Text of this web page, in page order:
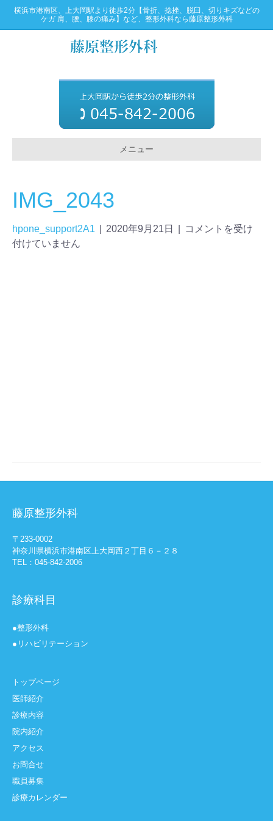
横浜市港南区、上大岡駅より徒歩2分【骨折、捻挫、脱臼、切りキズなどの
ケガ 肩、腰、膝の痛み】など、整形外科なら藤原整形外科
メニュー
IMG_2043
hpone_support2A1 2020年9月21日
コメントを受け
付けていません
藤原整形外科
〒233-0002
神奈川県横浜市港南区上大岡西２丁目６－２８
TEL：045-842-2006
診療科目
●整形外科
●リハビリテーション
トップページ
医師紹介
診療内容
院内紹介
アクセス
お問合せ
職員募集
診療カレンダー